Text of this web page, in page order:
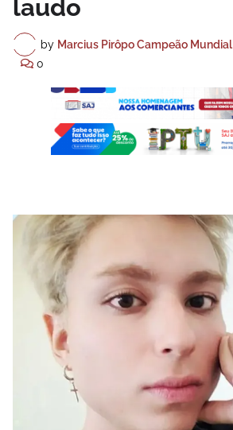
laudo
by Marcius Pirôpo Campeão Mundial
0